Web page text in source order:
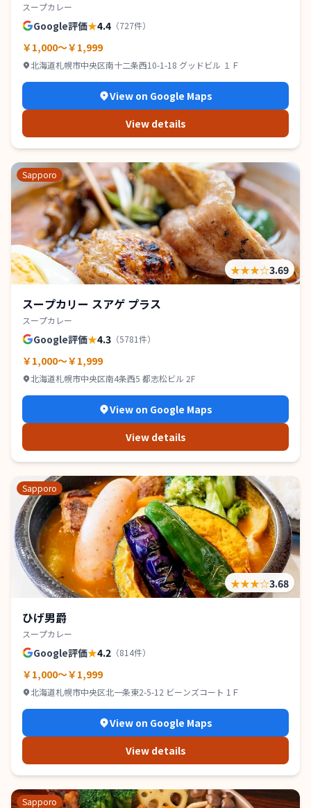
スープカレー
Google評価★4.4 （727件）
￥1,000～￥1,999
北海道札幌市中央区南十二条西10-1-18 グッドビル １Ｆ
View on Google Maps
View details
Sapporo
★★★☆3.69
スープカリー スアゲ プラス
スープカレー
Google評価★4.3 （5781件）
￥1,000～￥1,999
北海道札幌市中央区南4条西5 都志松ビル 2F
View on Google Maps
View details
Sapporo
★★★☆3.68
ひげ男爵
スープカレー
Google評価★4.2 （814件）
￥1,000～￥1,999
北海道札幌市中央区北一条東2-5-12 ビーンズコート 1Ｆ
View on Google Maps
View details
Sapporo